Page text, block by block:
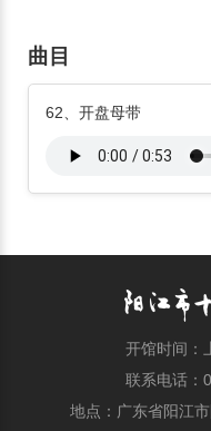
曲目
62、开盘母带
开馆时间：
联系电话：
地点：广东省阳江